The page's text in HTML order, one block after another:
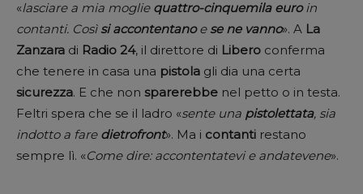
«lasciare a mia moglie quattro-cinquemila euroin
contanti. Così si accontentanoe se ne vanno». A La
Zanzara di Radio 24, il direttore di Libero conferma
che tenere in casa una pistola gli dia una certa
sicurezza. E che non sparerebbe nel petto o in testa.
Feltri spera che se il ladro «sente una pistolettata, sia
indotto a fare dietrofront». Ma i contanti restano
sempre lì. «Come dire: accontentatevi e andatevene».